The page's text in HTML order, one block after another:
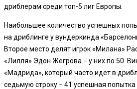
дриблерам среди топ-5 лиг Европы.
Наибольшее количество успешных
на дриблинге у вундеркинда
Второе место делят игрок «Милана»
«Лилля» Эдон Жегрова − у них по 50.
«Мадрида», который часто идет в
седьмую строку − 41 успешная